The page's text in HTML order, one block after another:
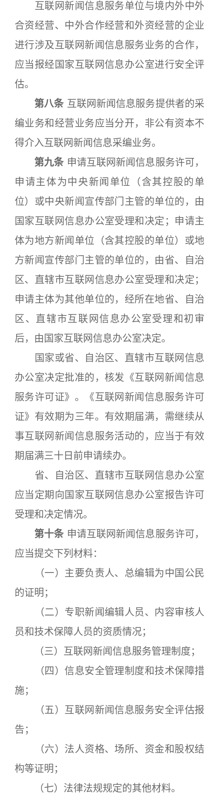
互联网新闻信息服务单位与境内外中外
合资经营、中外合作经营和外资经营的企业
进行涉及互联网新闻信息服务业务的合作，
应当报经国家互联网信息办公室进行安全评
估。
第八条 互联网新闻信息服务提供者的采
编业务和经营业务应当分开，非公有资本不
得介入互联网新闻信息采编业务。
第九条 申请互联网新闻信息服务许可，
申请主体为中央新闻单位（含其控股的单
位）或中央新闻宣传部门主管的单位的，由
国家互联网信息办公室受理和决定；申请主
体为地方新闻单位（含其控股的单位）或地
方新闻宣传部门主管的单位的，由省、自治
区、直辖市互联网信息办公室受理和决定；
申请主体为其他单位的，经所在地省、自治
区、直辖市互联网信息办公室受理和初审
后，由国家互联网信息办公室决定。
国家或省、自治区、直辖市互联网信息
办公室决定批准的，核发《互联网新闻信息
服务许可证》。《互联网新闻信息服务许可
证》有效期为三年。有效期届满，需继续从
事互联网新闻信息服务活动的，应当于有效
期届满三十日前申请续办。
省、自治区、直辖市互联网信息办公室
应当定期向国家互联网信息办公室报告许可
受理和决定情况。
第十条 申请互联网新闻信息服务许可，
应当提交下列材料：
（一）主要负责人、总编辑为中国公民
的证明；
（二）专职新闻编辑人员、内容审核人
员和技术保障人员的资质情况；
（三）互联网新闻信息服务管理制度；
（四）信息安全管理制度和技术保障措
施；
（五）互联网新闻信息服务安全评估报
告；
（六）法人资格、场所、资金和股权结
构等证明；
（七）法律法规规定的其他材料。